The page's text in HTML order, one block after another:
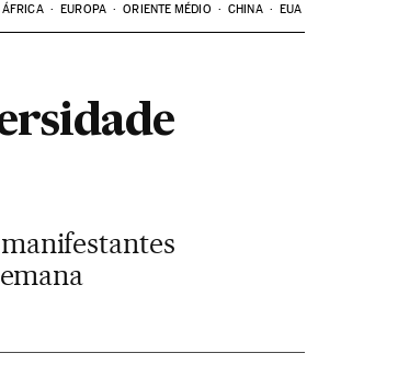
ÁFRICA EUROPA ORIENTE MÉDIO CHINA EUA